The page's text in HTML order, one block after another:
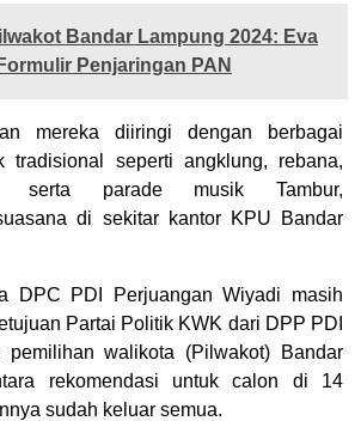
Bandar Lampung 2024: Eva
Penjaringan PAN
mereka diiringi dengan berbagai
tradisional seperti angklung, rebana,
serta parade musik Tambur,
di sekitar kantor KPU Bandar
DPC PDI Perjuangan Wiyadi masih
Partai Politik KWK dari DPP PDI
pemilihan walikota (Pilwakot) Bandar
rekomendasi untuk calon di 14
sudah keluar semua.